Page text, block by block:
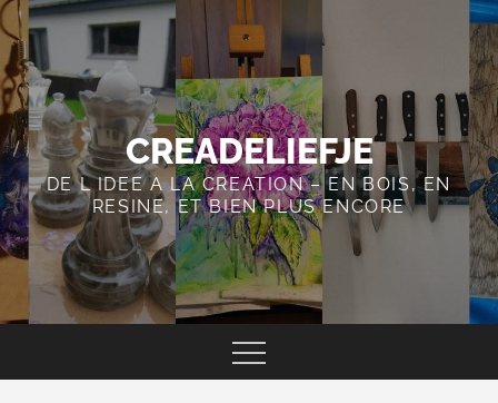
Skip
to
content
CREADELIEFJE
DE L IDEE A LA CREATION – EN BOIS, EN
RESINE, ET BIEN PLUS ENCORE